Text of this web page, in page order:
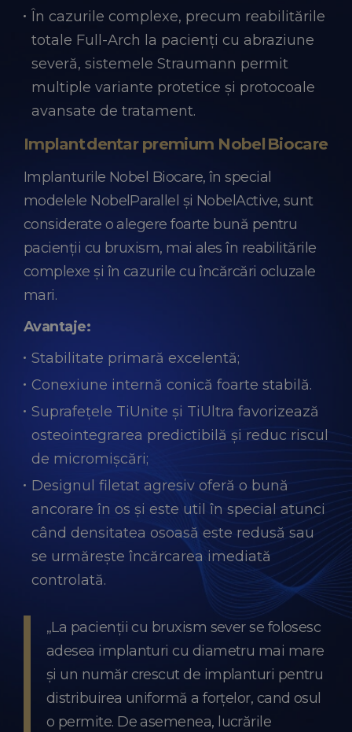
În cazurile complexe, precum reabilitările
totale Full-Arch la pacienți cu abraziune
severă, sistemele Straumann permit
multiple variante protetice și protocoale
avansate de tratament.
Implant dentar premium Nobel Biocare
Implanturile Nobel Biocare, în special
modelele NobelParallel și NobelActive, sunt
considerate o alegere foarte bună pentru
pacienții cu bruxism, mai ales în reabilitările
complexe și în cazurile cu încărcări ocluzale
mari.
Avantaje:
Stabilitate primară excelentă;
Conexiune internă conică foarte stabilă.
Suprafețele TiUnite și TiUltra favorizează
osteointegrarea predictibilă și reduc riscul
de micromișcări;
Designul filetat agresiv oferă o bună
ancorare în os și este util în special atunci
când densitatea osoasă este redusă sau
se urmărește încărcarea imediată
controlată.
„La pacienții cu bruxism sever se folosesc
adesea implanturi cu diametru mai mare
și un număr crescut de implanturi pentru
distribuirea uniformă a forțelor, cand osul
o permite. De asemenea, lucrările